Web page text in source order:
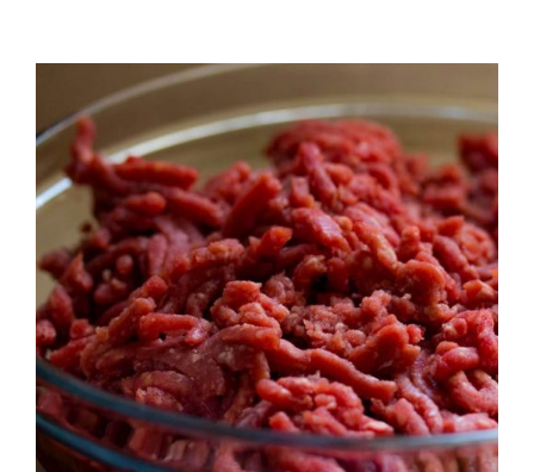
NOTICIES
CONTACTE